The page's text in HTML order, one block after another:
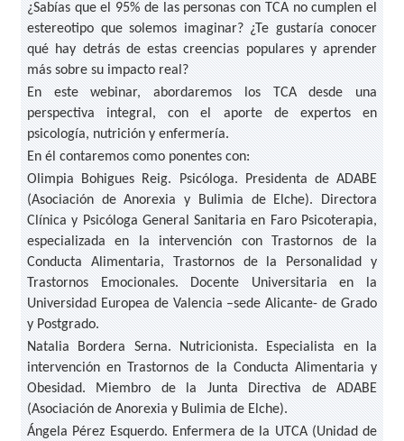
¿Sabías que el 95% de las personas con TCA no cumplen el
estereotipo que solemos imaginar? ¿Te gustaría conocer
qué hay detrás de estas creencias populares y aprender
más sobre su impacto real?
En este webinar, abordaremos los TCA desde una
perspectiva integral, con el aporte de expertos en
psicología, nutrición y enfermería.
En él contaremos como ponentes con:
Olimpia Bohigues Reig. Psicóloga. Presidenta de ADABE
(Asociación de Anorexia y Bulimia de Elche). Directora
Clínica y Psicóloga General Sanitaria en Faro Psicoterapia,
especializada en la intervención con Trastornos de la
Conducta Alimentaria, Trastornos de la Personalidad y
Trastornos Emocionales. Docente Universitaria en la
Universidad Europea de Valencia –sede Alicante- de Grado
y Postgrado.
Natalia Bordera Serna. Nutricionista. Especialista en la
intervención en Trastornos de la Conducta Alimentaria y
Obesidad. Miembro de la Junta Directiva de ADABE
(Asociación de Anorexia y Bulimia de Elche).
Ángela Pérez Esquerdo. Enfermera de la UTCA (Unidad de